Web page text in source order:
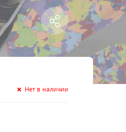
Нет в наличии